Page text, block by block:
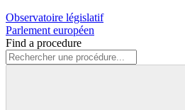
Observatoire législatif
Parlement européen
Find a procedure